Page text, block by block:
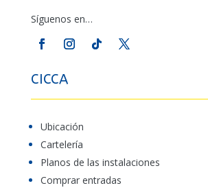
Síguenos en…
CICCA
Ubicación
Cartelería
Planos de las instalaciones
Comprar entradas